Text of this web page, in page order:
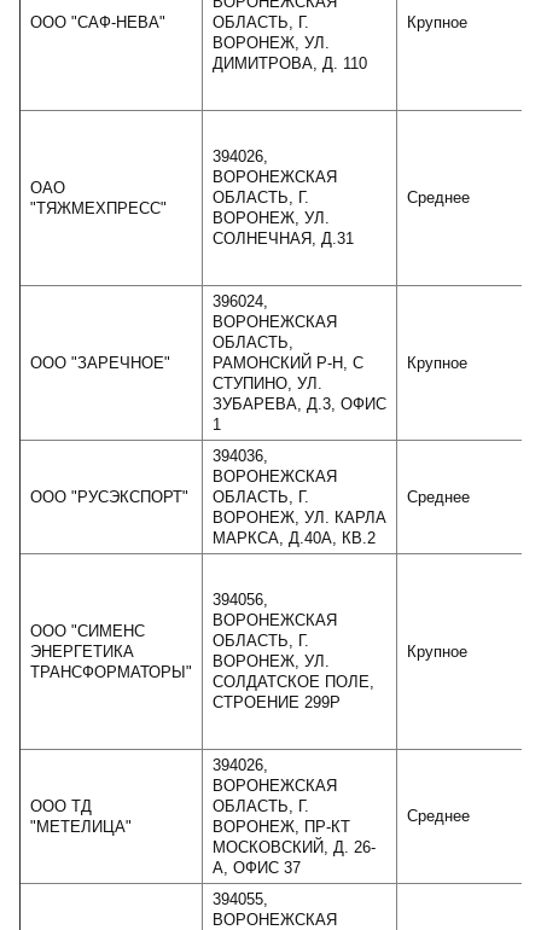
ООО "САФ-НЕВА"
ОБЛАСТЬ, Г.
ВОРОНЕЖ, УЛ.
ДИМИТРОВА, Д. 110
Крупное
ОАО
"ТЯЖМЕХПРЕСС"
394026,
ВОРОНЕЖСКАЯ
ОБЛАСТЬ, Г.
ВОРОНЕЖ, УЛ.
СОЛНЕЧНАЯ, Д.31
Среднее
ООО "ЗАРЕЧНОЕ"
396024,
ВОРОНЕЖСКАЯ
ОБЛАСТЬ,
РАМОНСКИЙ Р-Н, С
СТУПИНО, УЛ.
ЗУБАРЕВА, Д.3, ОФИС
1
Крупное
ООО "РУСЭКСПОРТ"
394036,
ВОРОНЕЖСКАЯ
ОБЛАСТЬ, Г.
ВОРОНЕЖ, УЛ. КАРЛА
МАРКСА, Д.40А, КВ.2
Среднее
ООО "СИМЕНС
ЭНЕРГЕТИКА
ТРАНСФОРМАТОРЫ"
394056,
ВОРОНЕЖСКАЯ
ОБЛАСТЬ, Г.
ВОРОНЕЖ, УЛ.
СОЛДАТСКОЕ ПОЛЕ,
СТРОЕНИЕ 299Р
Крупное
ООО ТД
"МЕТЕЛИЦА"
394026,
ВОРОНЕЖСКАЯ
ОБЛАСТЬ, Г.
ВОРОНЕЖ, ПР-КТ
МОСКОВСКИЙ, Д. 26-
А, ОФИС 37
Среднее
394055,
ВОРОНЕЖСКАЯ